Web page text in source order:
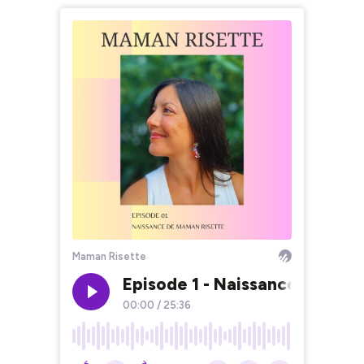
Maman Risette
Episode 1 - Naissance de
00:00 / 25:36